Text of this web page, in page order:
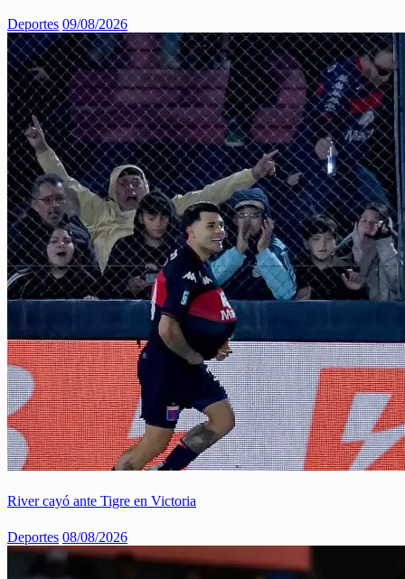
Deportes 09/08/2026
River cayó ante Tigre en Victoria
Deportes 08/08/2026